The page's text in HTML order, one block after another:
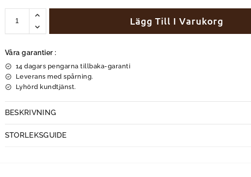
Lägg Till I Varukorg
Våra garantier :
14 dagars pengarna tillbaka-garanti
Leverans med spårning.
Lyhörd kundtjänst.
BESKRIVNING
STORLEKSGUIDE